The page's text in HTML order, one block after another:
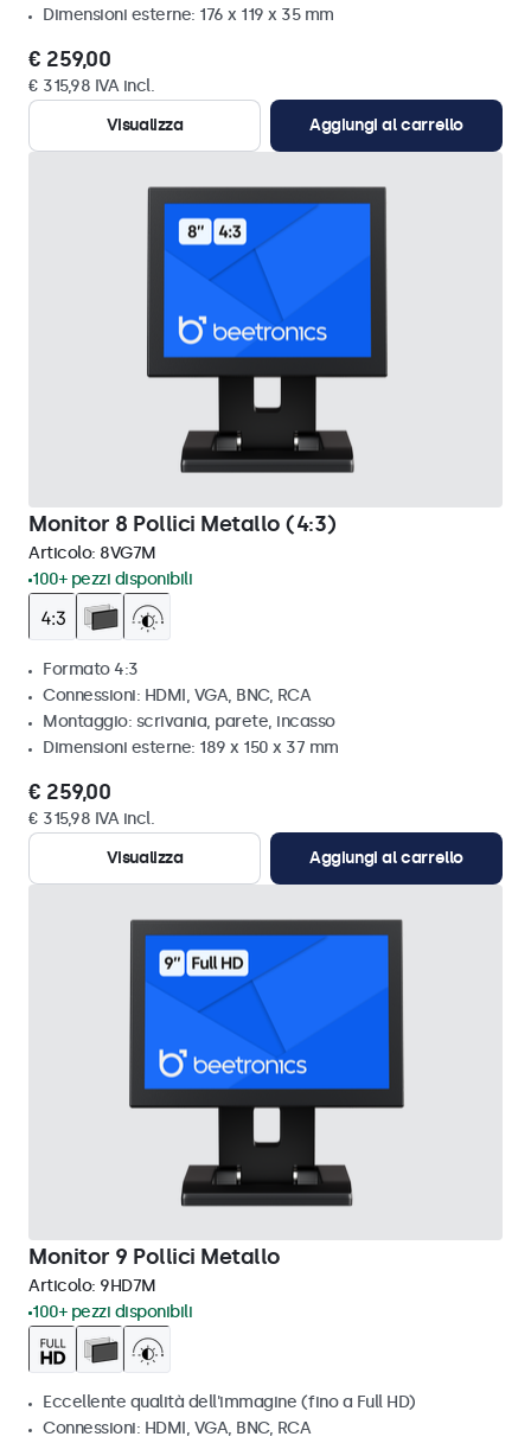
Dimensioni esterne: 176 x 119 x 35 mm
€ 259,00
€ 315,98 IVA incl.
Visualizza
Aggiungi al carrello
Monitor 8 Pollici Metallo (4:3)
Articolo: 8VG7M
100+ pezzi disponibili
Formato 4:3
Connessioni: HDMI, VGA, BNC, RCA
Montaggio: scrivania, parete, incasso
Dimensioni esterne: 189 x 150 x 37 mm
€ 259,00
€ 315,98 IVA incl.
Visualizza
Aggiungi al carrello
Monitor 9 Pollici Metallo
Articolo: 9HD7M
100+ pezzi disponibili
Eccellente qualità dell'immagine (fino a Full HD)
Connessioni: HDMI, VGA, BNC, RCA